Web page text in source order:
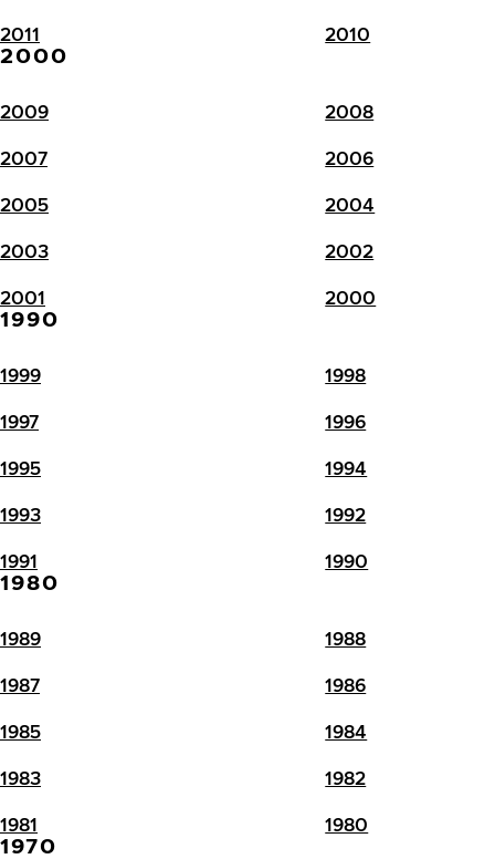
2011 2010
2000
2009 2008
2007 2006
2005 2004
2003 2002
2001 2000
1990
1999 1998
1997 1996
1995 1994
1993 1992
1991 1990
1980
1989 1988
1987 1986
1985 1984
1983 1982
1981 1980
1970